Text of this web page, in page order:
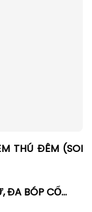
THÚ ĐÊM (SOI
ĐA BÓP CỔ…